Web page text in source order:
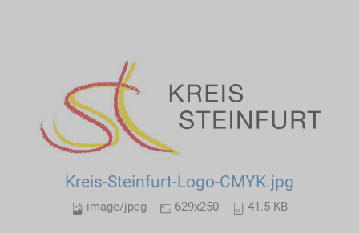
Kreis-Steinfurt-Logo-CMYK.jpg
image/jpeg 629x250 41.5 KB